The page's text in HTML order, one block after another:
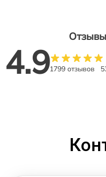
4.91799 отзывов